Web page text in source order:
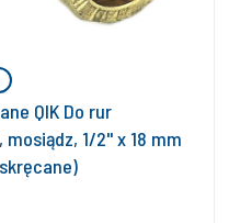
QIK Do rur
1/2'' x 18 mm